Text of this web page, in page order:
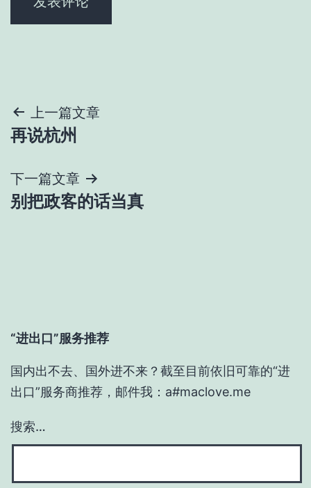
文
章
导
航
上一篇文章
再说杭州
下一篇文章
别把政客的话当真
“进出口”服务推荐
国内出不去、国外进不来？截至目前依旧可靠的“进
出口”服务商推荐，邮件我：a#maclove.me
搜索…